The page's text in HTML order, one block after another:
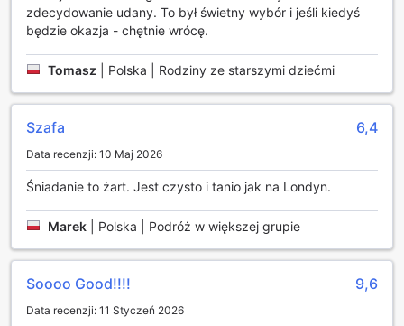
przestrzeń 20 metrów kwadratowych z podwójnym
łóżkiem lub sofą, zapewniając wygodę i komfort. Dla
Hammersmith posiada również Deluxe Triple Room, który
ma 23 metry kwadratowe przestrzeni z podwójnym
łóżkiem lub sofą. Osoby podróżujące w duecie mogą
wybrać Superior Twin Room z dwoma pojedynczymi
łóżkami, a dla tych, którzy preferują dłuższy pobyt,
dostępne są Studio Apartments, które oferują przytulne 18
metrów kwadratowych z podwójnym łóżkiem. Na koniec,
dla większych grup, hotel dysponuje pokojami z dwoma
podwójnymi łóżkami, co czyni go idealnym miejscem na
wspólne wakacje.
Jak dotrzeć do Heeton Concept Hotel - Luma
Hammersmith z najbliższego lotniska
Heeton Concept Hotel - Luma Hammersmith znajduje się w
zdecydowanie udany. To był świetny wybór i jeśli kiedyś
będzie okazja - chętnie wrócę.
Tomasz Polska | Rodziny ze starszymi dziećmi
Szafa 6,4
Data recenzji: 10 Maj 2026
Śniadanie to żart. Jest czysto i tanio jak na Londyn.
Marek Polska | Podróż w większej grupie
Soooo Good!!!! 9,6
Data recenzji: 11 Styczeń 2026